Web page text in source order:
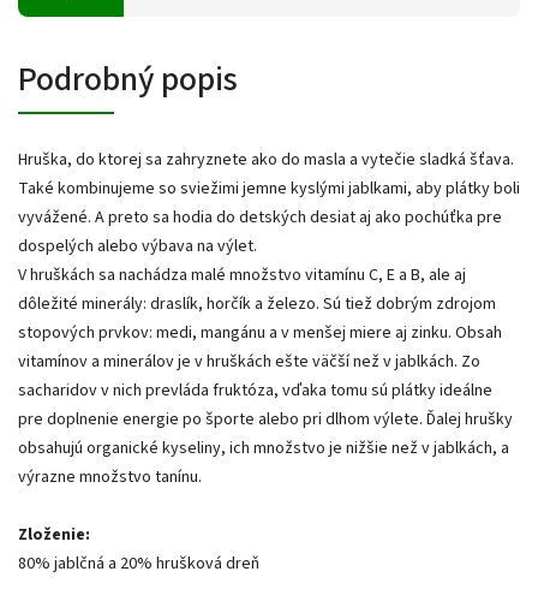
Podrobný popis
Hruška, do ktorej sa zahryznete ako do masla a vytečie sladká šťava.
Také kombinujeme so sviežimi jemne kyslými jablkami, aby plátky boli
vyvážené. A preto sa hodia do detských desiat aj ako pochúťka pre
dospelých alebo výbava na výlet.
V hruškách sa nachádza malé množstvo vitamínu C, E a B, ale aj
dôležité minerály: draslík, horčík a železo. Sú tiež dobrým zdrojom
stopových prvkov: medi, mangánu a v menšej miere aj zinku. Obsah
vitamínov a minerálov je v hruškách ešte väčší než v jablkách. Zo
sacharidov v nich prevláda fruktóza, vďaka tomu sú plátky ideálne
pre doplnenie energie po športe alebo pri dlhom výlete. Ďalej hrušky
obsahujú organické kyseliny, ich množstvo je nižšie než v jablkách, a
výrazne množstvo tanínu.
Zloženie:
80% jablčná a 20% hrušková dreň